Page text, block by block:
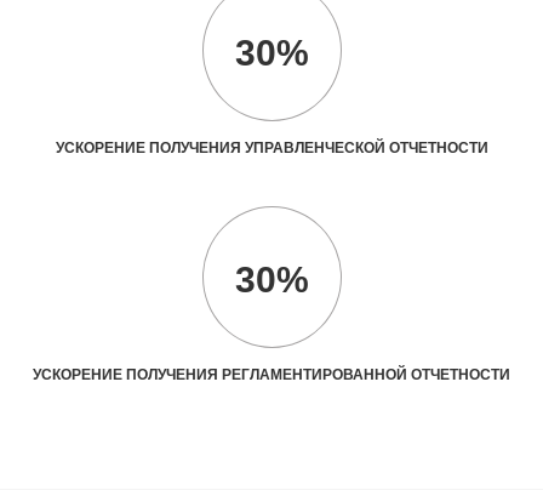
30%
УСКОРЕНИЕ ПОЛУЧЕНИЯ УПРАВЛЕНЧЕСКОЙ ОТЧЕТНОСТИ
30%
УСКОРЕНИЕ ПОЛУЧЕНИЯ РЕГЛАМЕНТИРОВАННОЙ ОТЧЕТНОСТИ